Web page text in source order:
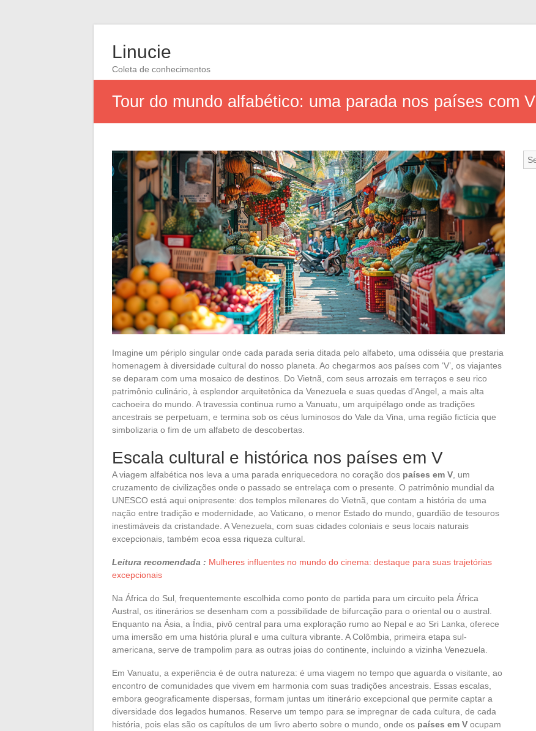
Linucie
Coleta de conhecimentos
Tour do mundo alfabético: uma parada nos países com V
Imagine um périplo singular onde cada parada seria ditada pelo alfabeto, uma odisséia que prestaria
homenagem à diversidade cultural do nosso planeta. Ao chegarmos aos países com ‘V’, os viajantes
se deparam com uma mosaico de destinos. Do Vietnã, com seus arrozais em terraços e seu rico
patrimônio culinário, à esplendor arquitetônica da Venezuela e suas quedas d’Angel, a mais alta
cachoeira do mundo. A travessia continua rumo a Vanuatu, um arquipélago onde as tradições
ancestrais se perpetuam, e termina sob os céus luminosos do Vale da Vina, uma região fictícia que
simbolizaria o fim de um alfabeto de descobertas.
Escala cultural e histórica nos países em V
A viagem alfabética nos leva a uma parada enriquecedora no coração dos países em V , um
cruzamento de civilizações onde o passado se entrelaça com o presente. O patrimônio mundial da
UNESCO está aqui onipresente: dos templos milenares do Vietnã, que contam a história de uma
nação entre tradição e modernidade, ao Vaticano, o menor Estado do mundo, guardião de tesouros
inestimáveis da cristandade. A Venezuela, com suas cidades coloniais e seus locais naturais
excepcionais, também ecoa essa riqueza cultural.
Leitura recomendada : Mulheres influentes no mundo do cinema: destaque para suas trajetórias
excepcionais
Na África do Sul, frequentemente escolhida como ponto de partida para um circuito pela África
Austral, os itinerários se desenham com a possibilidade de bifurcação para o oriental ou o austral.
Enquanto na Ásia, a Índia, pivô central para uma exploração rumo ao Nepal e ao Sri Lanka, oferece
uma imersão em uma história plural e uma cultura vibrante. A Colômbia, primeira etapa sul-
americana, serve de trampolim para as outras joias do continente, incluindo a vizinha Venezuela.
Em Vanuatu, a experiência é de outra natureza: é uma viagem no tempo que aguarda o visitante, ao
encontro de comunidades que vivem em harmonia com suas tradições ancestrais. Essas escalas,
embora geograficamente dispersas, formam juntas um itinerário excepcional que permite captar a
diversidade dos legados humanos. Reserve um tempo para se impregnar de cada cultura, de cada
história, pois elas são os capítulos de um livro aberto sobre o mundo, onde os países em V ocupam